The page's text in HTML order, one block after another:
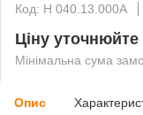
Код: Н 040.13.000А
Ціну уточнюйте
Мінімальна сума
Опис